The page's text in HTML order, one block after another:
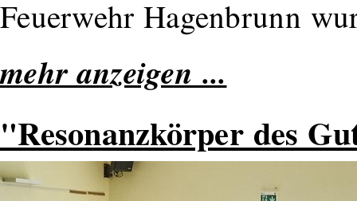
Feuerwehr Hagenbrunn
mehr anzeigen ...
"Resonanzkörper des